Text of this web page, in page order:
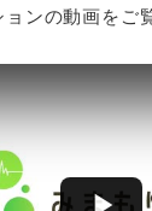
ョンの動画をご